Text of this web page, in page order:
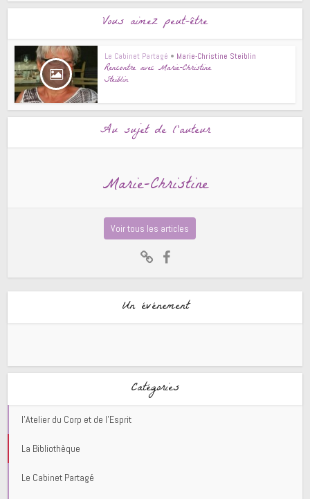
Vous aimez peut-être
Le Cabinet Partagé • Marie-Christine Steiblin
Rencontre avec Marie-Christine
Steiblin
Au sujet de l'auteur
Marie-Christine
Voir tous les articles
Un événement
Catégories
l'Atelier du Corp et de l'Esprit
La Bibliothèque
Le Cabinet Partagé